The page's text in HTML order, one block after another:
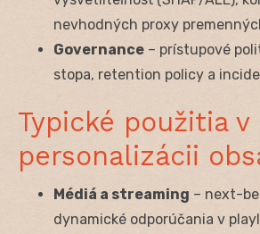
nevhodných proxy
Governance – prístupové
stopa, retention policy a
Typické použitia v
personalizácii
Médiá a streaming – next-
dynamické odporúčania v